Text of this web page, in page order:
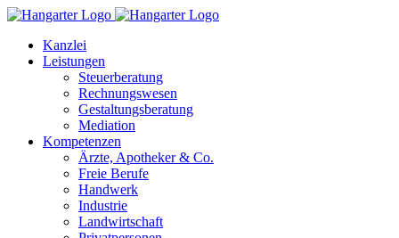
Kanzlei
Leistungen
Steuerberatung
Rechnungswesen
Gestaltungsberatung
Mediation
Kompetenzen
Ärzte, Apotheker & Co.
Freie Berufe
Handwerk
Industrie
Landwirtschaft